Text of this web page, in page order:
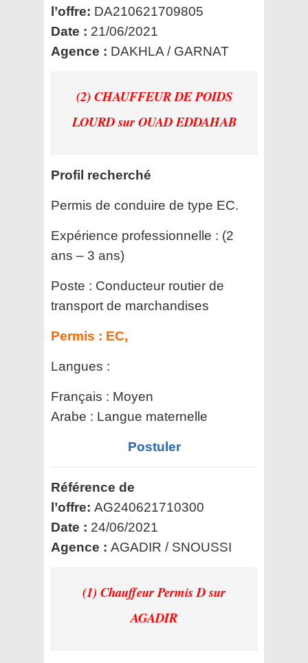
l’offre: DA210621709805
Date : 21/06/2021
Agence : DAKHLA / GARNAT
(2) CHAUFFEUR DE POIDS
LOURDsur OUAD EDDAHAB
Profil recherché
Permis de conduire de type EC.
Expérience professionnelle : (2
ans – 3 ans)
Poste : Conducteur routier de
transport de marchandises
Permis : EC,
Langues :
Français : Moyen
Arabe : Langue maternelle
Postuler
Référence de
l’offre: AG240621710300
Date : 24/06/2021
Agence : AGADIR / SNOUSSI
(1) Chauffeur Permis Dsur
AGADIR